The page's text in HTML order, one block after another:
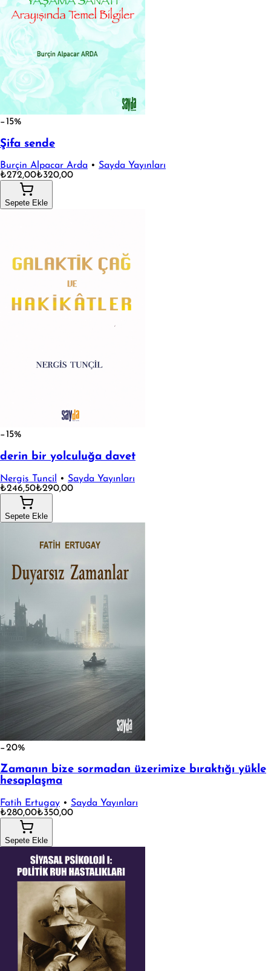
−15%
Şifa sende
Burçin Alpacar Arda • Sayda Yayınları
₺272,00₺320,00
Sepete Ekle
−15%
derin bir yolculuğa davet
Nergis Tuncil • Sayda Yayınları
₺246,50₺290,00
Sepete Ekle
−20%
Zamanın bize sormadan üzerimize bıraktığı yükle
hesaplaşma
Fatih Ertugay • Sayda Yayınları
₺280,00₺350,00
Sepete Ekle